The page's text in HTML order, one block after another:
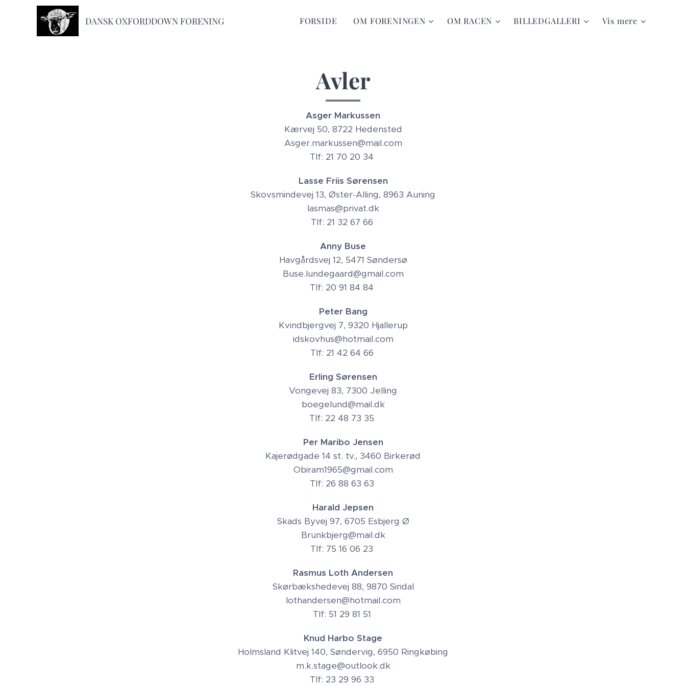
DANSK OXFORDDOWN FORENING FORSIDE OM FORENINGEN OM RACEN BILLEDGALLERI Vis mere
Avler
Asger Markussen
Kærvej 50, 8722 Hedensted
Asger.markussen@mail.com
Tlf: 21 70 20 34
Lasse Friis Sørensen
Skovsmindevej 13, Øster-Alling, 8963 Auning
lasmas@privat.dk
Tlf: 21 32 67 66
Anny Buse
Havgårdsvej 12, 5471 Søndersø
Buse.lundegaard@gmail.com
Tlf: 20 91 84 84
Peter Bang
Kvindbjergvej 7, 9320 Hjallerup
idskovhus@hotmail.com
Tlf: 21 42 64 66
Erling Sørensen
Vongevej 83, 7300 Jelling
boegelund@mail.dk
Tlf: 22 48 73 35
Per Maribo Jensen
Kajerødgade 14 st. tv., 3460 Birkerød
Obiram1965@gmail.com
Tlf: 26 88 63 63
Harald Jepsen
Skads Byvej 97, 6705 Esbjerg Ø
Brunkbjerg@mail.dk
Tlf: 75 16 06 23
Rasmus Loth Andersen
Skørbækshedevej 88, 9870 Sindal
lothandersen@hotmail.com
Tlf: 51 29 81 51
Knud Harbo Stage
Holmsland Klitvej 140, Søndervig, 6950 Ringkøbing
m.k.stage@outlook.dk
Tlf: 23 29 96 33